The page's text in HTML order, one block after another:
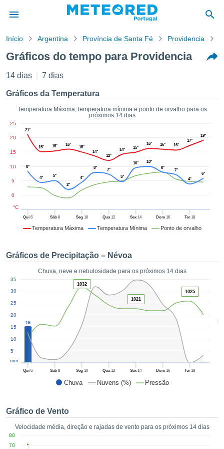
da
foi
por
para
que as
a este
e
forma
digital
fornecer-
de alta
sem
botão
a
o
no
como
um perfil
ACEITAR
CONFIGURAÇÕES
Início Argentina Província de Santa Fé Providencia
Gráficos do tempo para Providencia
14 dias 7 dias
Gráficos da Temperatura
Temperatura Máxima, temperatura mínima e ponto de orvalho para os
próximos 14 dias
Temperatura Máxima Temperatura Mínima Ponto de orvalho
Qui 6 Sáb8 Seg10 Qua12 Sex 14 Dom16 Ter 18
0
5
10
15
20
25
°C
21°
15° 15° 16°
15°
14°
12°
14° 15°
16° 16° 16°
17°
19°
8°
4°
5°
2°
4°
8°
7°
5°
10°
10°
8°
7°
4°
6°
Gráficos de Precipitação – Névoa
Chuva, neve e nebulosidade para os próximos 14 dias
Chuva Nuvens (%) Pressão
50
Qui 6 Sáb8 Seg10 Qua12 Sex 14 Dom16 Ter 18
5
10
15
20
25
30
35
mm
16
1032
1021
1025
Gráfico de Vento
Velocidade média, direção e rajadas de vento para os próximos 14 dias
70
80